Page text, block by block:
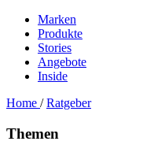
Marken
Produkte
Stories
Angebote
Inside
Home /Ratgeber
Themen